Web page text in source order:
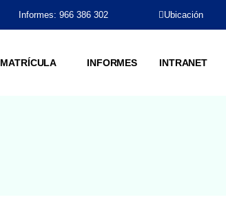
Informes: 966 386 302 Ubicación
MATRÍCULA INFORMES INTRANET